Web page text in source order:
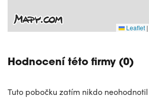
Leaflet |
Hodnocení této firmy (0)
Tuto pobočku zatím nikdo neohodnotil